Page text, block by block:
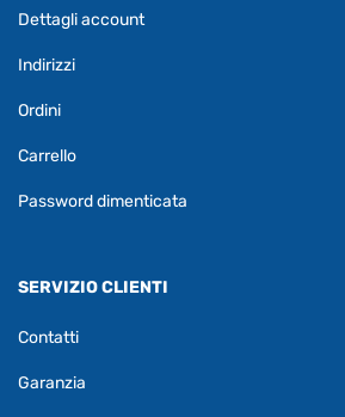
Dettagli account
Indirizzi
Ordini
Carrello
Password dimenticata
SERVIZIO CLIENTI
Contatti
Garanzia